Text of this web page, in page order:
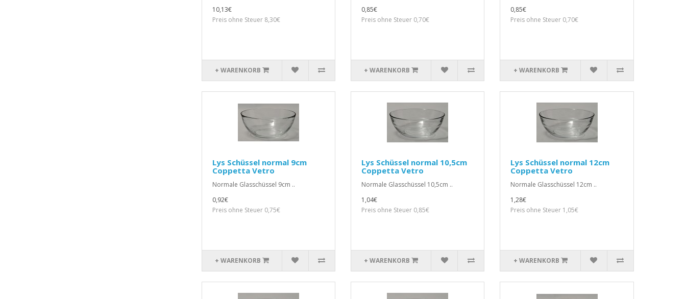
10,13€
Preis ohne Steuer 8,30€
+ WARENKORB
0,85€
Preis ohne Steuer 0,70€
+ WARENKORB
0,85€
Preis ohne Steuer 0,70€
+ WARENKORB
Lys Schüssel normal 9cm
Coppetta Vetro
Normale Glasschüssel 9cm ..
0,92€
Preis ohne Steuer 0,75€
+ WARENKORB
Lys Schüssel normal 10,5cm
Coppetta Vetro
Normale Glasschüssel 10,5cm ..
1,04€
Preis ohne Steuer 0,85€
+ WARENKORB
Lys Schüssel normal 12cm
Coppetta Vetro
Normale Glasschüssel 12cm ..
1,28€
Preis ohne Steuer 1,05€
+ WARENKORB